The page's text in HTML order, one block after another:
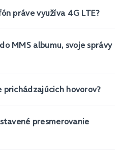
práve využíva 4G LTE?
MMS albumu, svoje správy
prichádzajúcich hovorov?
presmerovanie